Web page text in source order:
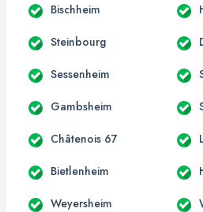
Bischheim
Steinbourg
Sessenheim
Gambsheim
Châtenois 67
Bietlenheim
Weyersheim